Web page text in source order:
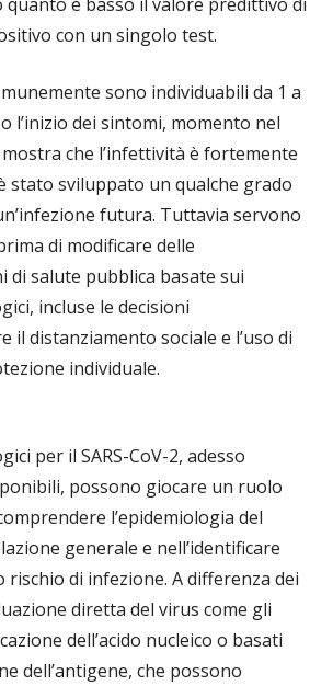
con un singolo test.
sono individuabili da 1 a
l’inizio dei sintomi, momento nel
mostra che l’infettività è fortemente
stato sviluppato un qualche grado
futura. Tuttavia servono
di modificare delle
di salute pubblica basate sui
incluse le decisioni
il distanziamento sociale e l’uso di
individuale.
per il SARS-CoV-2, adesso
possono giocare un ruolo
l’epidemiologia del
generale e nell’identificare
di infezione. A differenza dei
diretta del virus come gli
dell’acido nucleico o basati
dell’antigene, che possono